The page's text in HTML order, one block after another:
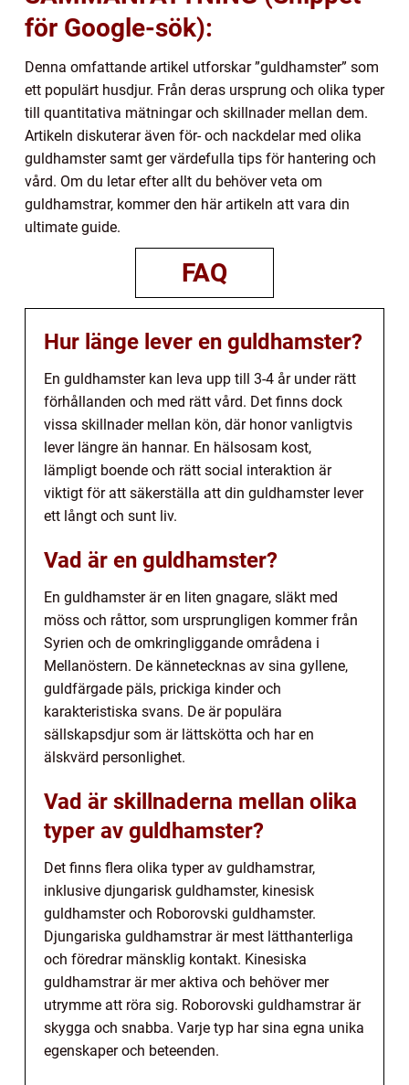
för Google-sök):
Denna omfattande artikel utforskar ”guldhamster” som
ett populärt husdjur. Från deras ursprung och olika typer
till quantitativa mätningar och skillnader mellan dem.
Artikeln diskuterar även för- och nackdelar med olika
guldhamster samt ger värdefulla tips för hantering och
vård. Om du letar efter allt du behöver veta om
guldhamstrar, kommer den här artikeln att vara din
ultimate guide.
FAQ
Hur länge lever en guldhamster?
En guldhamster kan leva upp till 3-4 år under rätt
förhållanden och med rätt vård. Det finns dock
vissa skillnader mellan kön, där honor vanligtvis
lever längre än hannar. En hälsosam kost,
lämpligt boende och rätt social interaktion är
viktigt för att säkerställa att din guldhamster lever
ett långt och sunt liv.
Vad är en guldhamster?
En guldhamster är en liten gnagare, släkt med
möss och råttor, som ursprungligen kommer från
Syrien och de omkringliggande områdena i
Mellanöstern. De kännetecknas av sina gyllene,
guldfärgade päls, prickiga kinder och
karakteristiska svans. De är populära
sällskapsdjur som är lättskötta och har en
älskvärd personlighet.
Vad är skillnaderna mellan olika
typer av guldhamster?
Det finns flera olika typer av guldhamstrar,
inklusive djungarisk guldhamster, kinesisk
guldhamster och Roborovski guldhamster.
Djungariska guldhamstrar är mest lätthanterliga
och föredrar mänsklig kontakt. Kinesiska
guldhamstrar är mer aktiva och behöver mer
utrymme att röra sig. Roborovski guldhamstrar är
skygga och snabba. Varje typ har sina egna unika
egenskaper och beteenden.